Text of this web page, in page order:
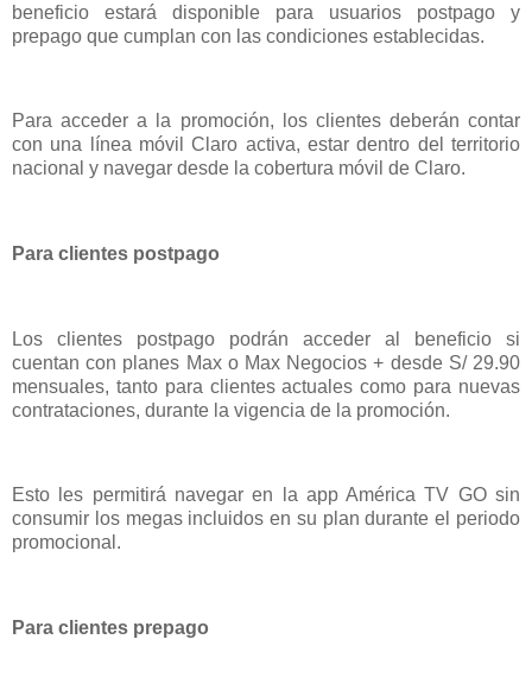
beneficio estará disponible para usuarios postpago y
prepago que cumplan con las condiciones establecidas.
Para acceder a la promoción, los clientes deberán contar
con una línea móvil Claro activa, estar dentro del territorio
nacional y navegar desde la cobertura móvil de Claro.
Para clientes postpago
Los clientes postpago podrán acceder al beneficio si
cuentan con planes Max o Max Negocios + desde S/ 29.90
mensuales, tanto para clientes actuales como para nuevas
contrataciones, durante la vigencia de la promoción.
Esto les permitirá navegar en la app América TV GO sin
consumir los megas incluidos en su plan durante el periodo
promocional.
Para clientes prepago